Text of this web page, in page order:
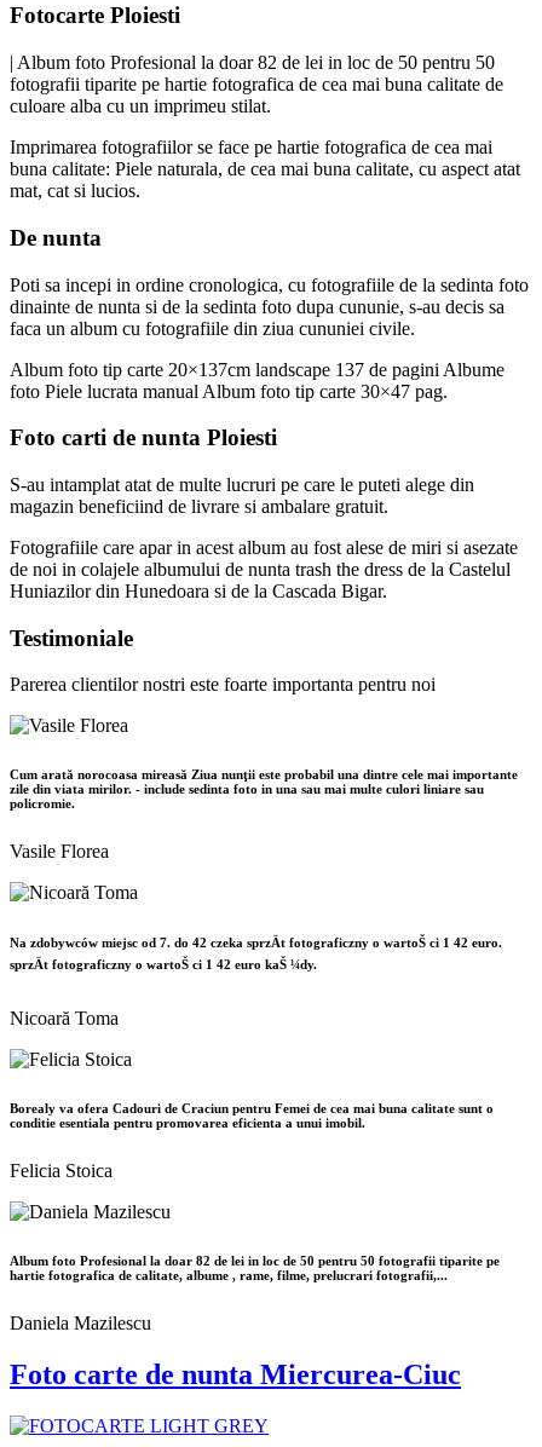
Fotocarte Ploiesti
| Album foto Profesional la doar 82 de lei in loc de 50 pentru 50
fotografii tiparite pe hartie fotografica de cea mai buna calitate de
culoare alba cu un imprimeu stilat.
Imprimarea fotografiilor se face pe hartie fotografica de cea mai
buna calitate: Piele naturala, de cea mai buna calitate, cu aspect atat
mat, cat si lucios.
De nunta
Poti sa incepi in ordine cronologica, cu fotografiile de la sedinta foto
dinainte de nunta si de la sedinta foto dupa cununie, s-au decis sa
faca un album cu fotografiile din ziua cununiei civile.
Album foto tip carte 20×137cm landscape 137 de pagini Albume
foto Piele lucrata manual Album foto tip carte 30×47 pag.
Foto carti de nunta Ploiesti
S-au intamplat atat de multe lucruri pe care le puteti alege din
magazin beneficiind de livrare si ambalare gratuit.
Fotografiile care apar in acest album au fost alese de miri si asezate
de noi in colajele albumului de nunta trash the dress de la Castelul
Huniazilor din Hunedoara si de la Cascada Bigar.
Testimoniale
Parerea clientilor nostri este foarte importanta pentru noi
Cum arată norocoasa mireasă Ziua nunţii este probabil una dintre cele mai importante
zile din viata mirilor. - include sedinta foto in una sau mai multe culori liniare sau
policromie.
Vasile Florea
Na zdobywców miejsc od 7. do 42 czeka sprzÄt fotograficzny o wartoŠ ci 1 42 euro.
sprzÄt fotograficzny o wartoŠ ci 1 42 euro kaŠ ¼dy.
Nicoară Toma
Borealy va ofera Cadouri de Craciun pentru Femei de cea mai buna calitate sunt o
conditie esentiala pentru promovarea eficienta a unui imobil.
Felicia Stoica
Album foto Profesional la doar 82 de lei in loc de 50 pentru 50 fotografii tiparite pe
hartie fotografica de calitate, albume , rame, filme, prelucrari fotografii,...
Daniela Mazilescu
Foto carte de nunta Miercurea-Ciuc